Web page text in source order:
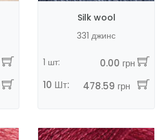
Silk wool
331 джинс
1 шт:
0.00 грн
10 Шт:
478.59 грн